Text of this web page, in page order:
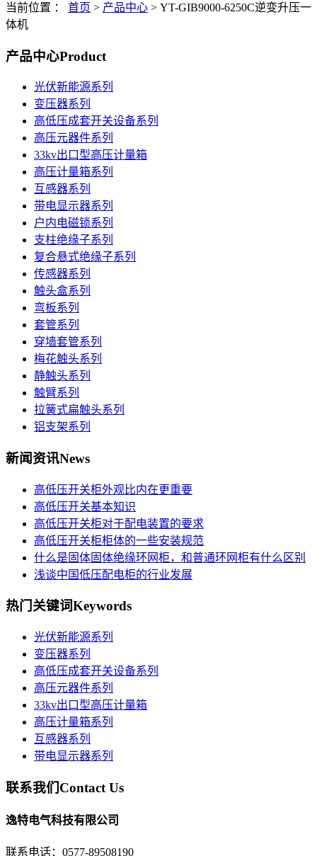
当前位置 ： 首页 > 产品中心 > YT-GIB9000-6250C逆变升压一
体机
产品中心Product
光伏新能源系列
变压器系列
高低压成套开关设备系列
高压元器件系列
33kv出口型高压计量箱
高压计量箱系列
互感器系列
带电显示器系列
户内电磁锁系列
支柱绝缘子系列
复合悬式绝缘子系列
传感器系列
触头盒系列
弯板系列
套管系列
穿墙套管系列
梅花触头系列
静触头系列
触臂系列
拉簧式扁触头系列
铝支架系列
新闻资讯News
高低压开关柜外观比内在更重要
高低压开关基本知识
高低压开关柜对于配电装置的要求
高低压开关柜柜体的一些安装规范
什么是固体固体绝缘环网柜，和普通环网柜有什么区别
浅谈中国低压配电柜的行业发展
热门关键词Keywords
光伏新能源系列
变压器系列
高低压成套开关设备系列
高压元器件系列
33kv出口型高压计量箱
高压计量箱系列
互感器系列
带电显示器系列
联系我们Contact Us
逸特电气科技有限公司
联系电话：0577-89508190